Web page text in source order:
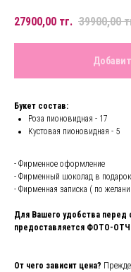
27900,00 тг. 39900,00
Букет состав:
Роза пионовидная - 17
Кустовая пионовидная - 5
- Фирменное оформление
- Фирменный шоколад в подарок
- Фирменная записка ( по
Для Вашего удобства перед
предоставляется ФОТО-
От чего зависит цена?